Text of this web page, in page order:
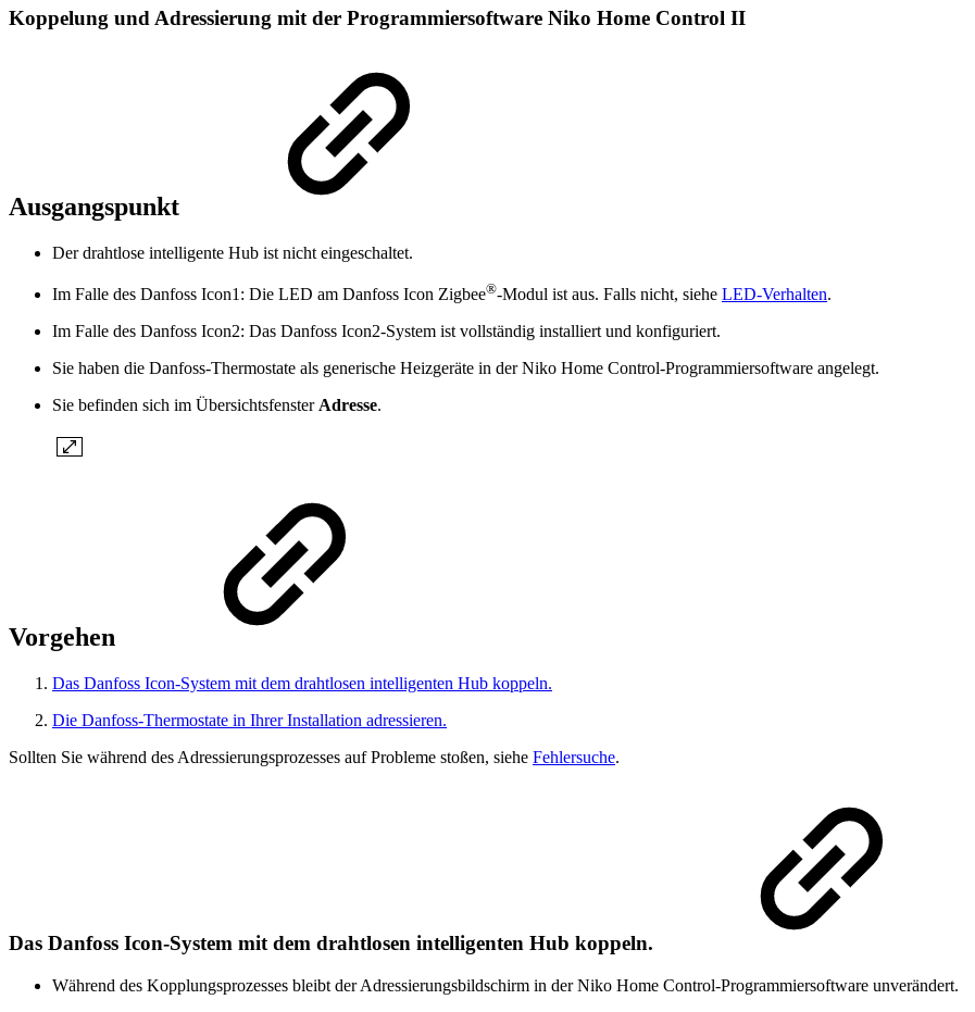
Koppelung und Adressierung mit der Programmiersoftware Niko Home Control II
Ausgangspunkt
Der drahtlose intelligente Hub ist nicht eingeschaltet.
Im Falle des Danfoss Icon1: Die LED am Danfoss Icon Zigbee®-Modul ist aus. Falls nicht, siehe LED-Verhalten.
Im Falle des Danfoss Icon2: Das Danfoss Icon2-System ist vollständig installiert und konfiguriert.
Sie haben die Danfoss-Thermostate als generische Heizgeräte in der Niko Home Control-Programmiersoftware angelegt.
Sie befinden sich im Übersichtsfenster Adresse.
Vorgehen
Das Danfoss Icon-System mit dem drahtlosen intelligenten Hub koppeln.
Die Danfoss-Thermostate in Ihrer Installation adressieren.
Sollten Sie während des Adressierungsprozesses auf Probleme stoßen, siehe Fehlersuche.
Das Danfoss Icon-System mit dem drahtlosen intelligenten Hub koppeln.
Während des Kopplungsprozesses bleibt der Adressierungsbildschirm in der Niko Home Control-Programmiersoftware unverändert.